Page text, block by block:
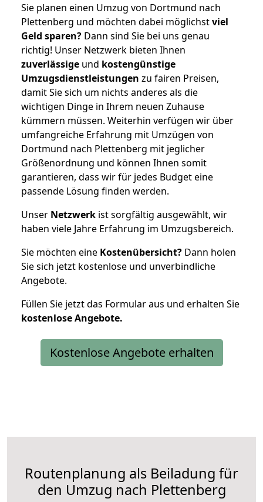
Sie planen einen Umzug von Dortmund nach
Plettenberg und möchten dabei möglichstviel
Geld sparen? Dann sind Sie bei uns genau
richtig! Unser Netzwerk bieten Ihnen
zuverlässige und kostengünstige
Umzugsdienstleistungen zu fairen Preisen,
damit Sie sich um nichts anderes als die
wichtigen Dinge in Ihrem neuen Zuhause
kümmern müssen. Weiterhin verfügen wir über
umfangreiche Erfahrung mit Umzügen von
Dortmund nach Plettenberg mit jeglicher
Größenordnung und können Ihnen somit
garantieren, dass wir für jedes Budget eine
passende Lösung finden werden.
Unser Netzwerk ist sorgfältig ausgewählt, wir
haben viele Jahre Erfahrung im Umzugsbereich.
Sie möchten eine Kostenübersicht? Dann holen
Sie sich jetzt kostenlose und unverbindliche
Angebote.
Füllen Sie jetzt das Formular aus und erhalten Sie
kostenloseAngebote.
Kostenlose Angebote erhalten
Routenplanung als Beiladung für
den Umzug nach Plettenberg